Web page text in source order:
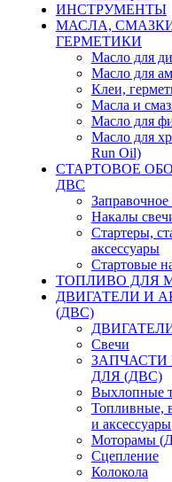
ИНСТРУМЕНТЫ
МАСЛА,
ГЕРМЕТИКИ
Масло для
Масло для
Клеи,
Масла и
Масло для
Масло для
Run Oil)
СТАРТОВОЕ
ДВС
Накалы
Стартеры,
аксессуары
Стартовые
ТОПЛИВО ДЛЯ
ДВИГАТЕЛИ И
(ДВС)
Свечи
ЗАПЧАСТИ
ДЛЯ (ДВС)
Выхлопные
Топливные,
и аксессуары
Моторамы
Сцепление
Колокола